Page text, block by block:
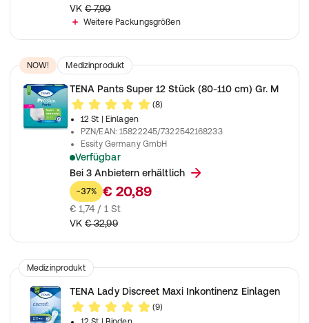
VK € 7,99
Weitere Packungsgrößen
NOW! Medizinprodukt
TENA Pants Super 12 Stück (80-110 cm) Gr. M
(8)
12 St
| Einlagen
PZN/EAN:15822245/7322542168233
Essity Germany GmbH
Verfügbar
Unisex Einweghosen zur Anwendung bei mittlere bis
Bei 3 Anbietern erhältlich
-37% € 20,89
€ 1,74 / 1 St
VK € 32,99
Medizinprodukt
TENA Lady Discreet Maxi Inkontinenz Einlagen
(9)